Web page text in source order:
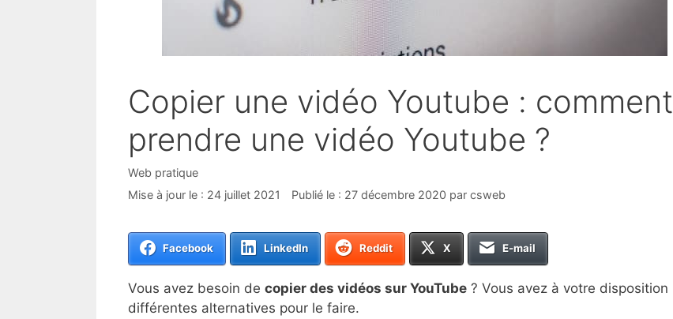
Copier une vidéo Youtube : comment
prendre une vidéo Youtube ?
Catégories
Web pratique
24 juillet 2021
27 décembre 2020 parcsweb
Facebook LinkedIn Reddit X E-mail
Vous avez besoin de copier des vidéos sur YouTube ? Vous avez à votre disposition
différentes alternatives pour le faire.